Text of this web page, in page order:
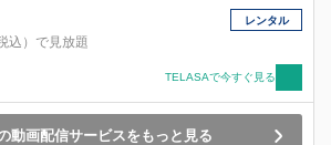
る“姉・沙帆の思惑”とは？登場人物たちが隠す
込）で見放題
レンタル
TELASAで今すぐ見る
動画配信サービスをもっと見る